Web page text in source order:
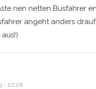
nen netten Busfahrer
angeht anders drauf
- 22:26